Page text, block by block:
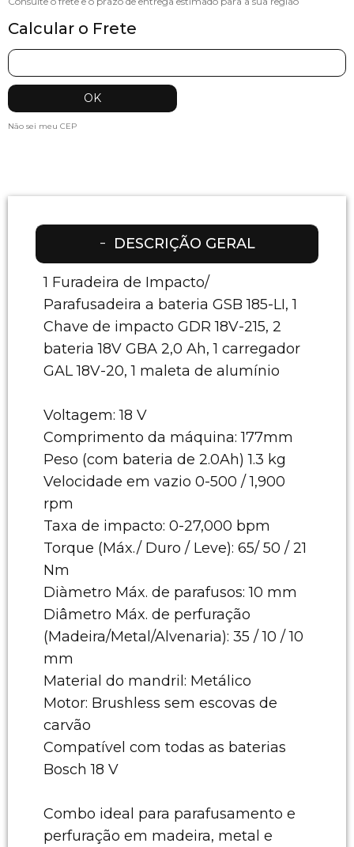
Calcular o Frete
Não sei meu CEP
DESCRIÇÃO GERAL
1 Furadeira de Impacto/
Parafusadeira a bateria GSB 185-LI, 1
Chave de impacto GDR 18V-215, 2
bateria 18V GBA 2,0 Ah, 1 carregador
GAL 18V-20, 1 maleta de alumínio
Voltagem: 18 V
Comprimento da máquina: 177mm
Peso (com bateria de 2.0Ah) 1.3 kg
Velocidade em vazio 0-500 / 1,900
rpm
Taxa de impacto: 0-27,000 bpm
Torque (Máx./ Duro / Leve): 65/ 50 / 21
Nm
Diàmetro Máx. de parafusos: 10 mm
Diâmetro Máx. de perfuração
(Madeira/Metal/Alvenaria): 35 / 10 / 10
mm
Material do mandril: Metálico
Motor: Brushless sem escovas de
carvão
Compatível com todas as baterias
Bosch 18 V
Combo ideal para parafusamento e
perfuração em madeira, metal e